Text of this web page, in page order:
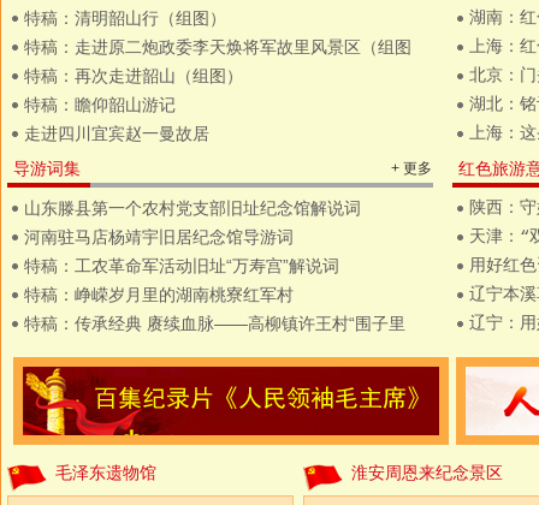
特稿：清明韶山行（组图）
特稿：走进原二炮政委李天焕将军故里风景区（组图
特稿：再次走进韶山（组图）
特稿：瞻仰韶山游记
走进四川宜宾赵一曼故居
湖南：
上海：
北京：
湖北：
上海：
导游词集
+ 更多
山东滕县第一个农村党支部旧址纪念馆解说词
河南驻马店杨靖宇旧居纪念馆导游词
特稿：工农革命军活动旧址“万寿宫”解说词
特稿：峥嵘岁月里的湖南桃寮红军村
特稿：传承经典 赓续血脉——高柳镇许王村“围子里
红色旅游
陕西：
天津：“
用好红
辽宁本
辽宁：
毛泽东遗物馆 淮安周恩来纪念景区